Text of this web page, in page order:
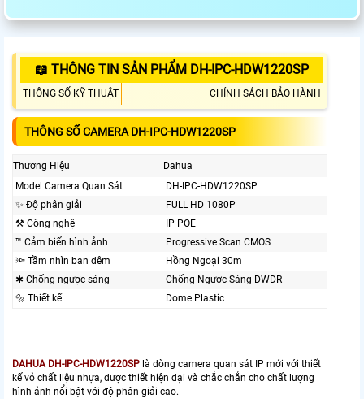
📖 THÔNG TIN SẢN PHẨM DH-IPC-HDW1220SP
THÔNG SỐ KỸ THUẬT CHÍNH SÁCH BẢO HÀNH
THÔNG SỐ CAMERA DH-IPC-HDW1220SP
Thương Hiệu
Dahua
Model Camera Quan Sát
DH-IPC-HDW1220SP
✨ Độ phân giải
FULL HD 1080P
⚒ Công nghệ
IP POE
™️ Cảm biến hình ảnh
Progressive Scan CMOS
🔦 Tầm nhìn ban đêm
Hồng Ngoại 30m
✱ Chống ngược sáng
Chống Ngược Sáng DWDR
🔩 Thiết kế
Dome Plastic
DAHUA DH-IPC-HDW1220SP là dòng camera quan sát IP mới với thiết
kế vỏ chất liệu nhựa, được thiết hiện đại và chắc chắn cho chất lượng
hình ảnh nổi bật với độ phân giải cao.